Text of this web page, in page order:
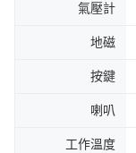
氣壓計
地磁
按鍵
喇叭
工作溫度